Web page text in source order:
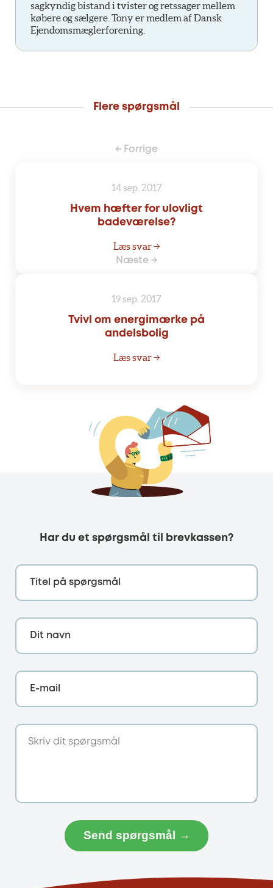
sagkyndig bistand i tvister og retssager mellem
købere og sælgere. Tony er medlem af Dansk
Ejendomsmæglerforening.
Flere spørgsmål
← Forrige
14 sep. 2017
Hvem hæfter for ulovligt
badeværelse?
Læs svar →
Næste →
19 sep. 2017
Tvivl om energimærke på
andelsbolig
Læs svar →
Har du et spørgsmål til brevkassen?
Titel på spørgsmål
Dit navn
E-mail
Send spørgsmål →